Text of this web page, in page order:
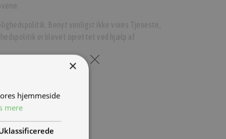
Benyt venligst ikke vores Tjeneste,
er blevet oprettet ved hjælp af
varsel. ×
hjemmeside
mere